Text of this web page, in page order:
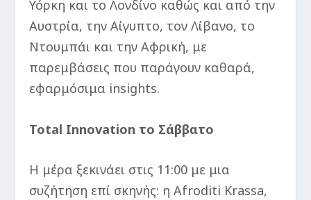
Υόρκη και το Λονδίνο καθώς και από την
Αυστρία, την Αίγυπτο, τον Λίβανο, το
Ντουμπάι και την Αφρική, με
παρεμβάσεις που παράγουν καθαρά,
εφαρμόσιμα insights.
Total Innovation το Σάββατο
Η μέρα ξεκινάει στις 11:00 με μια
συζήτηση επί σκηνής: η Afroditi Krassa,